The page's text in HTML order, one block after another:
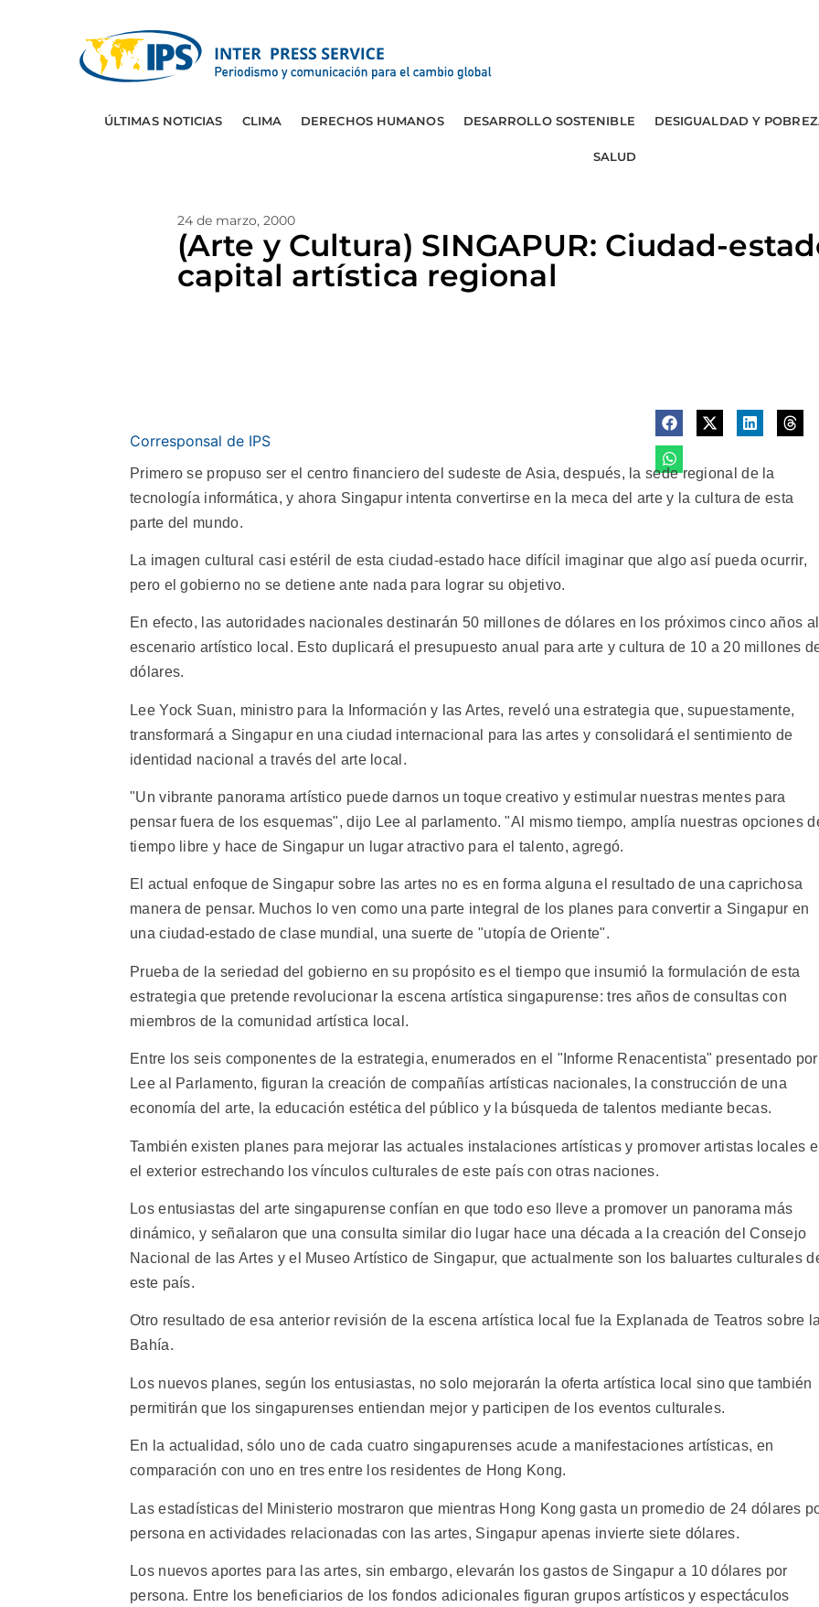
ÚLTIMAS NOTICIAS CLIMA DERECHOS HUMANOS DESARROLLO SOSTENIBLE DESIGUALDAD Y
SALUD
24 de marzo, 2000
(Arte y Cultura) SINGAPUR: Ciudad-
capital artística regional
Corresponsal de IPS
Primero se propuso ser el centro financiero del sudeste de Asia, después, la sede regional de la
tecnología informática, y ahora Singapur intenta convertirse en la meca del arte y la cultura de esta
parte del mundo.
La imagen cultural casi estéril de esta ciudad-estado hace difícil imaginar que algo así pueda ocurrir,
pero el gobierno no se detiene ante nada para lograr su objetivo.
En efecto, las autoridades nacionales destinarán 50 millones de dólares en los próximos cinco años al
escenario artístico local. Esto duplicará el presupuesto anual para arte y cultura de 10 a 20 millones
dólares.
Lee Yock Suan, ministro para la Información y las Artes, reveló una estrategia que, supuestamente,
transformará a Singapur en una ciudad internacional para las artes y consolidará el sentimiento de
identidad nacional a través del arte local.
"Un vibrante panorama artístico puede darnos un toque creativo y estimular nuestras mentes para
pensar fuera de los esquemas", dijo Lee al parlamento. "Al mismo tiempo, amplía nuestras opciones
tiempo libre y hace de Singapur un lugar atractivo para el talento, agregó.
El actual enfoque de Singapur sobre las artes no es en forma alguna el resultado de una caprichosa
manera de pensar. Muchos lo ven como una parte integral de los planes para convertir a Singapur en
una ciudad-estado de clase mundial, una suerte de "utopía de Oriente".
Prueba de la seriedad del gobierno en su propósito es el tiempo que insumió la formulación de esta
estrategia que pretende revolucionar la escena artística singapurense: tres años de consultas con
miembros de la comunidad artística local.
Entre los seis componentes de la estrategia, enumerados en el "Informe Renacentista" presentado por
Lee al Parlamento, figuran la creación de compañías artísticas nacionales, la construcción de una
economía del arte, la educación estética del público y la búsqueda de talentos mediante becas.
También existen planes para mejorar las actuales instalaciones artísticas y promover artistas locales
el exterior estrechando los vínculos culturales de este país con otras naciones.
Los entusiastas del arte singapurense confían en que todo eso lleve a promover un panorama más
dinámico, y señalaron que una consulta similar dio lugar hace una década a la creación del Consejo
Nacional de las Artes y el Museo Artístico de Singapur, que actualmente son los baluartes culturales
este país.
Otro resultado de esa anterior revisión de la escena artística local fue la Explanada de Teatros sobre
Bahía.
Los nuevos planes, según los entusiastas, no solo mejorarán la oferta artística local sino que también
permitirán que los singapurenses entiendan mejor y participen de los eventos culturales.
En la actualidad, sólo uno de cada cuatro singapurenses acude a manifestaciones artísticas, en
comparación con uno en tres entre los residentes de Hong Kong.
Las estadísticas del Ministerio mostraron que mientras Hong Kong gasta un promedio de 24 dólares
persona en actividades relacionadas con las artes, Singapur apenas invierte siete dólares.
Los nuevos aportes para las artes, sin embargo, elevarán los gastos de Singapur a 10 dólares por
persona. Entre los beneficiarios de los fondos adicionales figuran grupos artísticos y espectáculos